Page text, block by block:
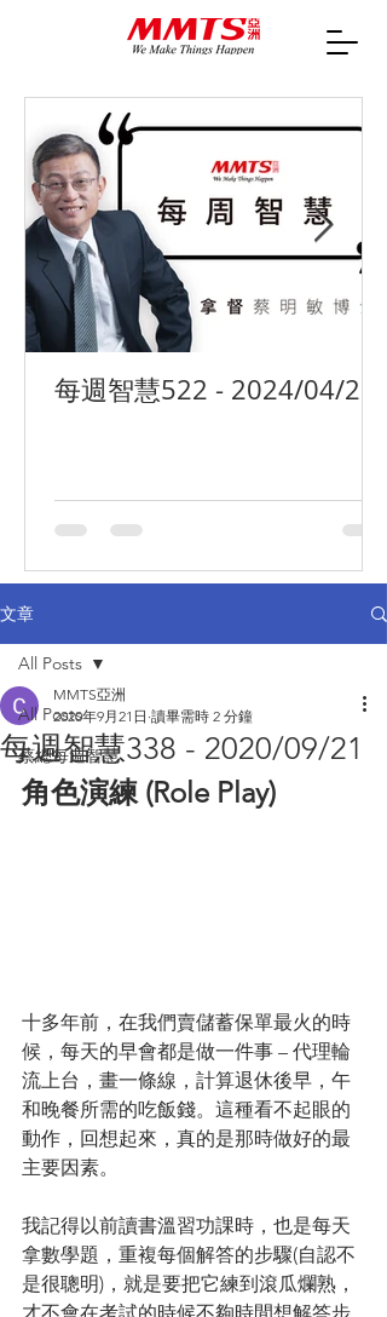
每週智慧522 - 2024/04/29
文章
All Posts
蔡總每週智慧
All Posts
每週智慧338 - 2020/09/21
MMTS亞洲
2020年9月21日 讀畢需時 2 分鐘
角色演練 (Role Play)
十多年前，在我們賣儲蓄保單最火的時
候，每天的早會都是做一件事 – 代理輪
流上台，畫一條線，計算退休後早，午
和晚餐所需的吃飯錢。這種看不起眼的
動作，回想起來，真的是那時做好的最
主要因素。
我記得以前讀書溫習功課時，也是每天
拿數學題，重複每個解答的步驟(自認不
是很聰明)，就是要把它練到滾瓜爛熟，